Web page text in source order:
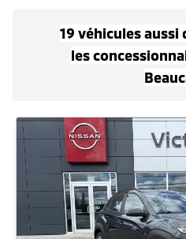
19 véhiculesaussi
les